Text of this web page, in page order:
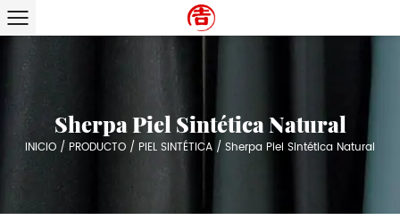
Sherpa Piel Sintética Natural
INICIO / PRODUCTO / PIEL SINTÉTICA / Sherpa Piel Sintética Natural